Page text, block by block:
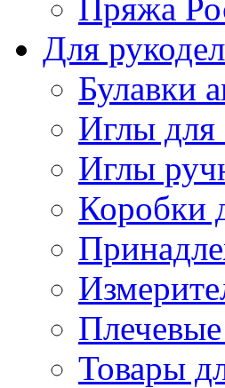
Пряжа
Для
Булавки
Иглы для
Иглы
Коробки
Товары